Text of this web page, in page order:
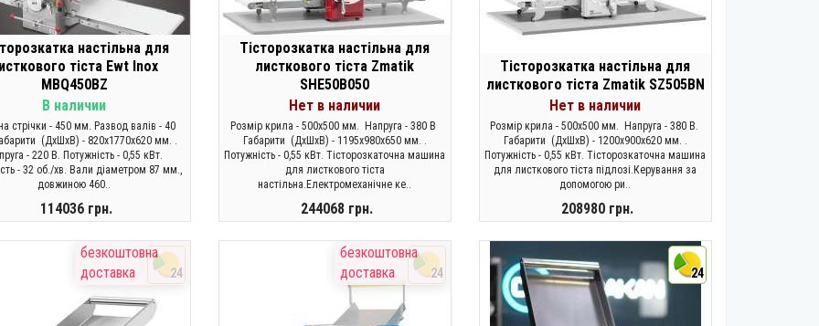
настільна для
тіста Ewt Inox
MBQ450BZ
В наличии
стрічки - 450 мм. Развод валів - 40
(ДхШхВ) - 820x1770x620 мм. .
- 220 В. Потужність - 0,55 кВт.
- 32 об./хв. Вали діаметром 87 мм.,
довжиною 460..
114036 грн.
Тісторозкатка настільна для
листкового тіста Zmatik
SHE50B050
Нет в наличии
Розмір крила - 500х500 мм. Напруга - 380 В
Габарити (ДхШхВ) - 1195x980x650 мм. .
Потужність - 0,55 кВт. Тісторозкаточна машина
для листкового тіста
настільна.Електромеханічне ке..
244068 грн.
ЗАКОНЧИЛСЯ
Тісторозкатка настільна для
листкового тіста Zmatik SZ505BN
Нет в наличии
Розмір крила - 500х500 мм. Напруга - 380 В.
Габарити (ДхШхВ) - 1200x900x620 мм. .
Потужність - 0,55 кВт. Тісторозкаточна машина
для листкового тіста підлозі.Керування за
допомогою ри..
208980 грн.
безкоштовна
доставка
24
безкоштовна
доставка
24 24